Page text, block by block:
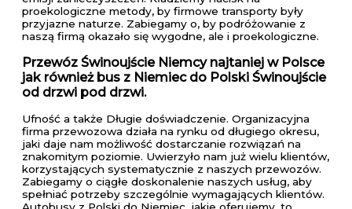
proekologiczne metody, by firmowe transporty były
przyjazne naturze. Zabiegamy o, by podróżowanie z
naszą firmą okazało się wygodne, ale i proekologiczne.
Przewóz Świnoujście Niemcy najtaniej w Polsce
jak również bus z Niemiec do Polski Świnoujście
od drzwi pod drzwi.
Ufność a także Długie doświadczenie. Organizacyjna
firma przewozowa działa na rynku od długiego okresu,
jaki daje nam możliwość dostarczanie rozwiązań na
znakomitym poziomie. Uwierzyło nam już wielu klientów,
korzystających systematycznie z naszych przewozów.
Zabiegamy o ciągłe doskonalenie naszych usług, aby
spełniać potrzeby szczególnie wymagających klientów.